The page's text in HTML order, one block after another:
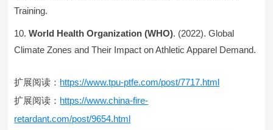
Training.
World Health Organization (WHO). (2022). Global
Climate Zones and Their Impact on Athletic Apparel Demand.
扩展阅读： https://www.tpu-ptfe.com/post/7717.html
扩展阅读： https://www.china-fire-
retardant.com/post/9654.html